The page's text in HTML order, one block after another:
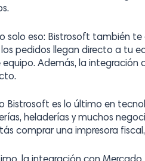
solo eso: Bistrosoft también
pedidos llegan directo a tu
equipo. Además, la
Bistrosoft es lo último en
heladerías y muchos
comprar una impresora